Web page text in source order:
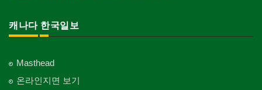
캐나다 한국일보
Masthead
온라인지면 보기